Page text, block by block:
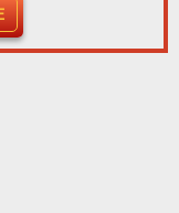
поле)